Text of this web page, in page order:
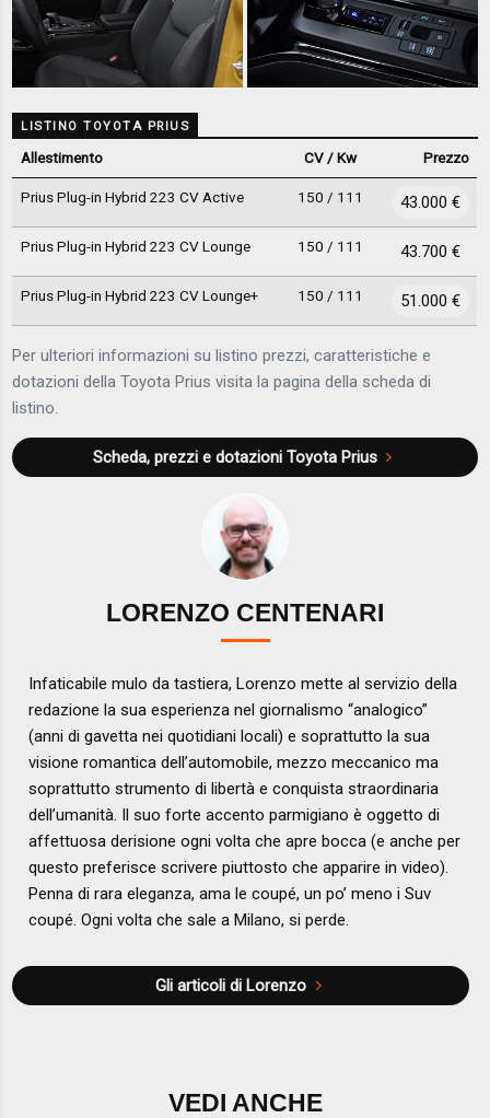
LISTINO TOYOTA PRIUS
Allestimento CV / Kw Prezzo
Prius Plug-in Hybrid 223 CV Active 150 / 111 43.000 €
Prius Plug-in Hybrid 223 CV Lounge 150 / 111 43.700 €
Prius Plug-in Hybrid 223 CV Lounge+ 150 / 111 51.000 €
Per ulteriori informazioni su listino prezzi, caratteristiche e
dotazioni della Toyota Prius visita la pagina della scheda di
listino.
Scheda, prezzi e dotazioni Toyota Prius
LORENZO CENTENARI
Infaticabile mulo da tastiera, Lorenzo mette al servizio della
redazione la sua esperienza nel giornalismo “analogico”
(anni di gavetta nei quotidiani locali) e soprattutto la sua
visione romantica dell’automobile, mezzo meccanico ma
soprattutto strumento di libertà e conquista straordinaria
dell’umanità. Il suo forte accento parmigiano è oggetto di
affettuosa derisione ogni volta che apre bocca (e anche per
questo preferisce scrivere piuttosto che apparire in video).
Penna di rara eleganza, ama le coupé, un po’ meno i Suv
coupé. Ogni volta che sale a Milano, si perde.
Gli articoli di Lorenzo
VEDI ANCHE